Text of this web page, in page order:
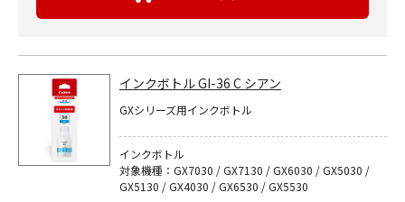
インクボトル GI-36 C シアン
GXシリーズ用インクボトル
インクボトル
対象機種：GX7030 / GX7130 / GX6030 / GX5030 /
GX5130 / GX4030 / GX6530 / GX5530